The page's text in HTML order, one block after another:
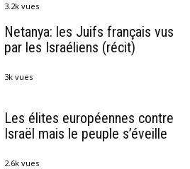
3.2k vues
Netanya: les Juifs français vus
par les Israéliens (récit)
3k vues
Les élites européennes contre
Israël mais le peuple s’éveille
2.6k vues